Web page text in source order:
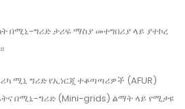
በሚኒ-ግሪድ ታሪፍ ማስያ መተግበሪያ ላይ ያተኮረ
ሚኒ ግሪድ የኢነርጂ ተቆጣጣሪዎች (AFUR)
በሚኒ-ግሪድ (Mini-grids) ልማት ላይ የሚታዩ